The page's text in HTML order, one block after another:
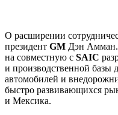
О расширении
президент GM Дэн Амман.
на совместную с SAIC
и производственной базы
автомобилей и
быстро развивающихся
и Мексика.